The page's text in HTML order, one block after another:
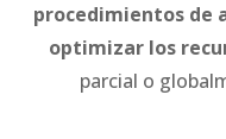
procedimientos de
optimizar los
parcial o